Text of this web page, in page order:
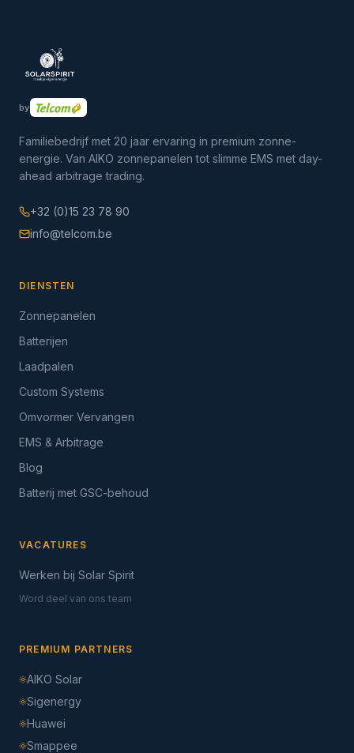
by
Familiebedrijf met 20 jaar ervaring in premium zonne-
energie. Van AIKO zonnepanelen tot slimme EMS met day-
ahead arbitrage trading.
+32 (0)15 23 78 90
info@telcom.be
DIENSTEN
Zonnepanelen
Batterijen
Laadpalen
Custom Systems
Omvormer Vervangen
EMS & Arbitrage
Blog
Batterij met GSC-behoud
VACATURES
Werken bij Solar Spirit
Word deel van ons team
PREMIUM PARTNERS
AIKO Solar
Sigenergy
Huawei
Smappee